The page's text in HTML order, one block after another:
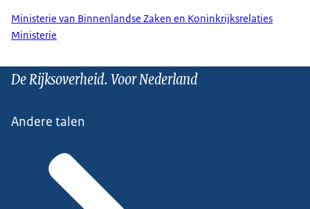
Ministerie van Binnenlandse Zaken en Koninkrijksrelaties
Ministerie
De Rijksoverheid. Voor Nederland
Andere talen